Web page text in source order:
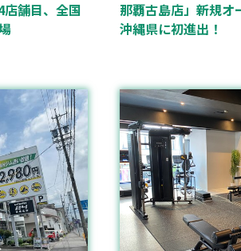
舗目、全国
那覇古島店」新規オ
沖縄県に初進出！